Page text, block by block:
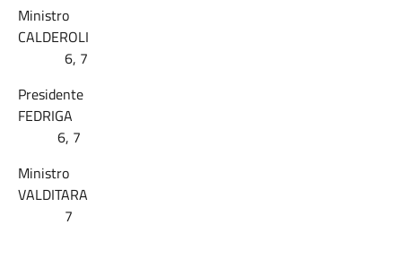
Ministro
CALDEROLI
6, 7
Presidente
FEDRIGA
6, 7
Ministro
VALDITARA
7